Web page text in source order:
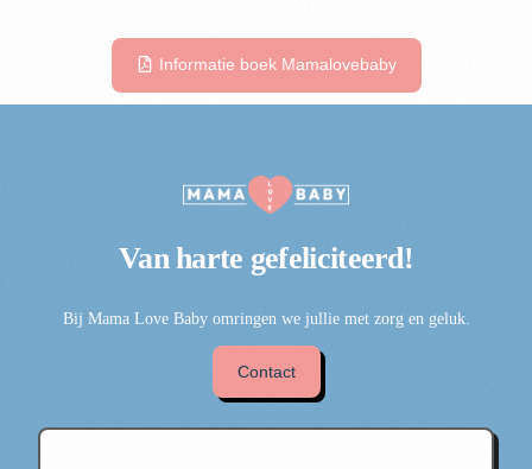
Informatie boek Mamalovebaby
Van harte gefeliciteerd!
Bij Mama Love Baby omringen we jullie met zorg en geluk.
Contact